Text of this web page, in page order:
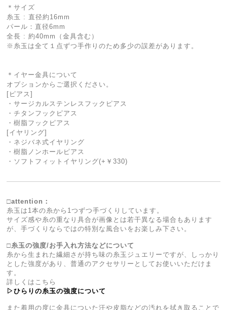
＊サイズ
糸玉 : 直径約16mm
パール：直径6mm
全長 : 約40mm（金具含む）
※糸玉は全て１点ずつ手作りのため多少の誤差があります。
＊イヤー金具について
オプションからご選択ください。
[ピアス]
・サージカルステンレスフックピアス
・チタンフックピアス
・樹脂フックピアス
[イヤリング]
・ネジバネ式イヤリング
・樹脂ノンホールピアス
・ソフトフィットイヤリング(+￥330)
□attention：
糸玉は1本の糸から1つずつ手づくりしています。
サイズ感や糸の重なり具合が画像とは若干異なる場合もあります
が、手づくりならではの特別な風合いをお楽しみ下さい。
□糸玉の強度/お手入れ方法などについて
糸から生まれた繊細さが持ち味の糸玉ジュエリーですが、しっかり
とした強度があり、普通のアクセサリーとしてお使いいただけま
す。
詳しくはこちら
▷ひらりの糸玉の強度について
また着用の度に金具についた汗や皮脂などの汚れを拭き取ることで